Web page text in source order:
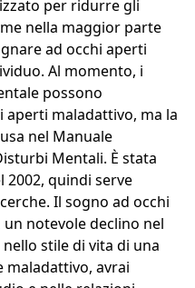
per ridurre gli
nella maggior parte
ad occhi aperti
Al momento, i
possono
aperti maladattivo, ma la
nel Manuale
Mentali. È stata
quindi serve
Il sogno ad occhi
notevole declino nel
stile di vita di una
maladattivo, avrai